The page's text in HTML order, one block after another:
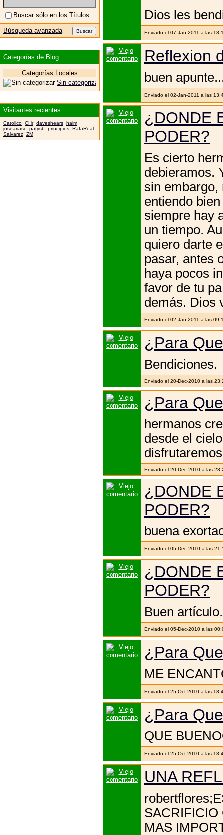
Dios les
Enviado el 07-Jan-2011 a las
Reflexion
buen
Enviado el 02-Jan-2011 a las
¿DONDE
PODER?
Es cierto
debieramos.
sin embargo,
entiendo
siempre hay
un tiempo.
quiero darte
pasar, antes
haya pocos
favor de tu
demás. Dios
Enviado el 02-Jan-2011 a las
¿Para
Bendiciones.
Enviado el 20-Dec-2010 a las
¿Para
hermanos
desde el
Enviado el 20-Dec-2010 a las
¿DONDE
PODER?
buena
Enviado el 05-Dec-2010 a las
¿DONDE
PODER?
Buen
Enviado el 05-Dec-2010 a las
¿Para
ME
Enviado el 25-Oct-2010 a las
¿Para
QUE
Enviado el 25-Oct-2010 a las
UNA
SACRIFICIO
MAS
Buscar sólo en los Títulos
Búsqueda avanzada
Categorías de Blog
Categorías Locales
Sin categorizar
Visitantes recientes
Catolico CHr daveshears
haim
joseariasc patysb principios
RafaReal
Salvarez ZM